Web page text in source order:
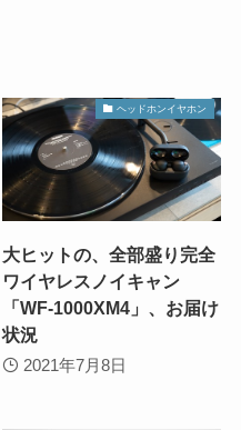
ヘッドホンイヤホン
大ヒットの、全部盛り完全
ワイヤレスノイキャン
「WF-1000XM4」、お届け
状況
2021年7月8日